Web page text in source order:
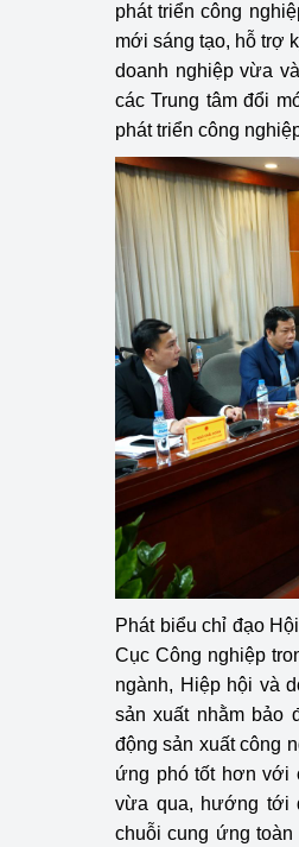
phát triển công
mới sáng tạo, hỗ trợ
doanh nghiệp vừa
các Trung tâm đổi
phát triển công
Phát biểu chỉ đạo
Cục Công nghiệp
ngành, Hiệp hội và
sản xuất nhằm bảo
động sản xuất công
ứng phó tốt hơn với
vừa qua, hướng tới
chuỗi cung ứng